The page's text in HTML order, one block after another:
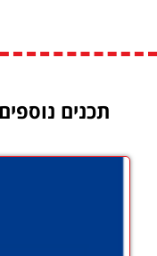
תכנים